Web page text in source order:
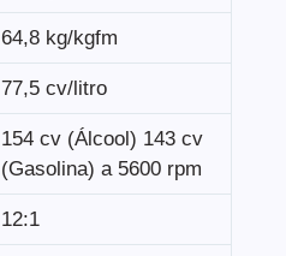
64,8 kg/kgfm
77,5 cv/litro
154 cv (Álcool) 143 cv
(Gasolina) a 5600 rpm
12:1